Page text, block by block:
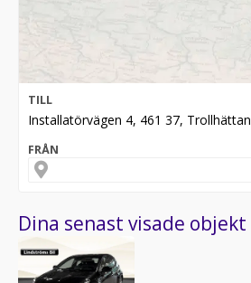
TILL
Installatörvägen 4, 461 37, Trollhättan
FRÅN
Dina senast visade objekt